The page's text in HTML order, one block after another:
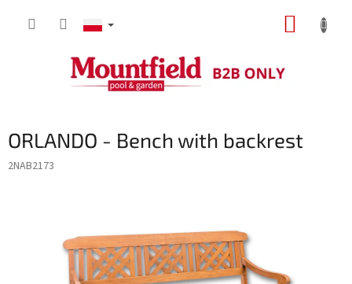
ORLANDO - Bench with backrest
2NAB2173